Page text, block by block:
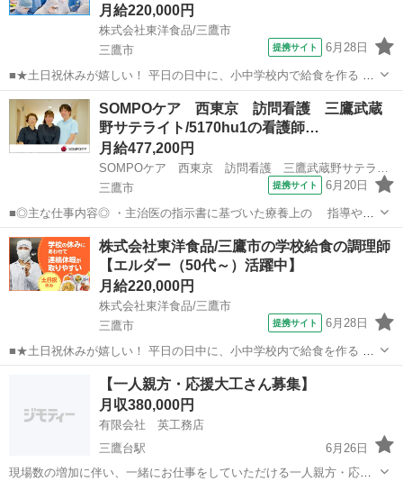
月給220,000円
株式会社東洋食品/三鷹市
三鷹市
提携サイト 6月28日
■★土日祝休みが嬉しい！ 平日の日中に、小中学校内で給食を作る 調
理のお仕事 学校内厨房での調理になるため、子ども達 から「美味しか
った」など、直接声を掛けて もらえたりするのも、この仕事の魅力で
す。 【仕事内容詳細】 ...
東京 三鷹市
SOMPOケア 西東京 訪問看護 三鷹武蔵
野サテライト/5170hu1の看護師…
月給477,200円
SOMPOケア 西東京 訪問看護 三鷹武蔵野サテライト/5170hu1
三鷹市
提携サイト 6月20日
■◎主な仕事内容◎ ・主治医の指示書に基づいた療養上の 指導や医
療処置、モニタリング ・利用者、家族様へのサービスのご説明と契約
・介護職、ケアマネジャー、医師等の 連携職種、機関との情報連携
・スタッフ教育 ・事業所の...
東京 三鷹市 看護師
株式会社東洋食品/三鷹市の学校給食の調理師
【エルダー（50代～）活躍中】
月給220,000円
株式会社東洋食品/三鷹市
三鷹市
提携サイト 6月28日
■★土日祝休みが嬉しい！ 平日の日中に、小中学校内で給食を作る 調
理のお仕事 学校内厨房での調理になるため、子ども達 から「美味しか
った」など、直接声を掛けて もらえたりするのも、この仕事の魅力で
す。 【仕事内容詳細】 ...
調理師
【一人親方・応援大工さん募集】
月収380,000円
有限会社 英工務店
三鷹台駅
6月26日
現場数の増加に伴い、一緒にお仕事をしていただける一人親方・応援